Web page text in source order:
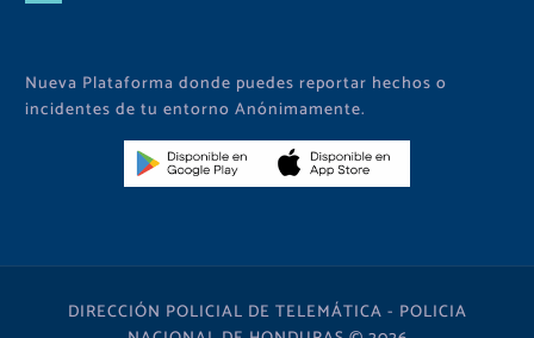
Nueva Plataforma donde puedes reportar hechos o
incidentes de tu entorno Anónimamente.
DIRECCIÓN POLICIAL DE TELEMÁTICA - POLICIA